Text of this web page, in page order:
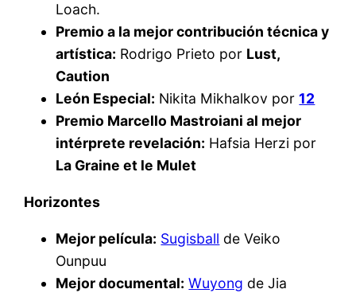
Loach.
Premio a la mejor contribución técnica y
artística: Rodrigo Prieto por Lust,
Caution
León Especial: Nikita Mikhalkov por12
Premio Marcello Mastroiani al mejor
intérprete revelación: Hafsia Herzi por
La Graine et le Mulet
Horizontes
Mejor película: Sugisball de Veiko
Ounpuu
Mejor documental: Wuyong de Jia